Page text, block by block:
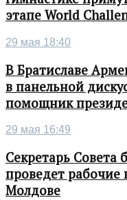
этапе World
29 мая 18:40
В Братиславе
в панельной
помощник
29 мая 16:49
Секретарь Совета
проведет рабочие
Молдове